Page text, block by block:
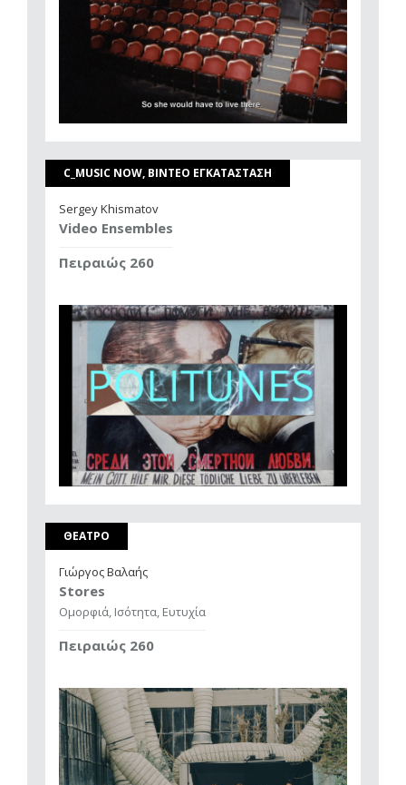
C_MUSIC NOW, ΒΙΝΤΕΟ ΕΓΚΑΤΑΣΤΑΣΗ
Sergey Khismatov
Video Ensembles
Πειραιώς 260
ΘΕΑΤΡΟ
Γιώργος Βαλαής
Stores
Ομορφιά, Ισότητα, Ευτυχία
Πειραιώς 260